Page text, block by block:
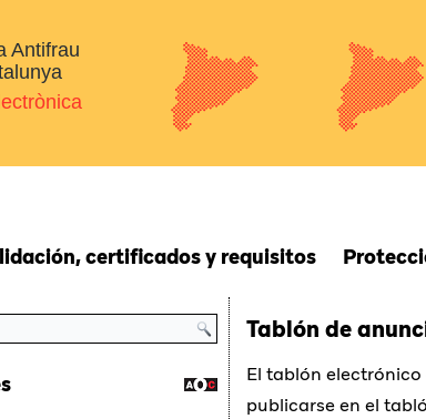
Antifrau
certificados y requisitos
Tablón de
El tablón
publicarse en el